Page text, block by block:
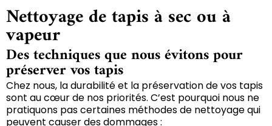
Nettoyage de tapis à sec ou à
vapeur
Des techniques que nous évitons pour
préserver vos tapis
Chez nous, la durabilité et la préservation de vos tapis
sont au cœur de nos priorités. C’est pourquoi nous ne
pratiquons pas certaines méthodes de nettoyage qui
peuvent causer des dommages :